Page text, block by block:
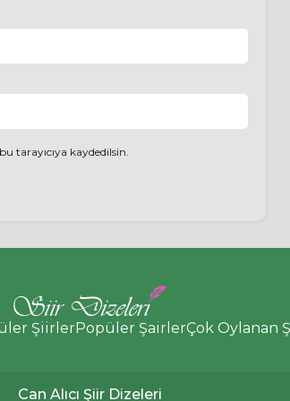
tarayıcıya kaydedilsin.
ŞiirlerPopüler ŞairlerÇok Oylanan
Can Alıcı Şiir Dizeleri